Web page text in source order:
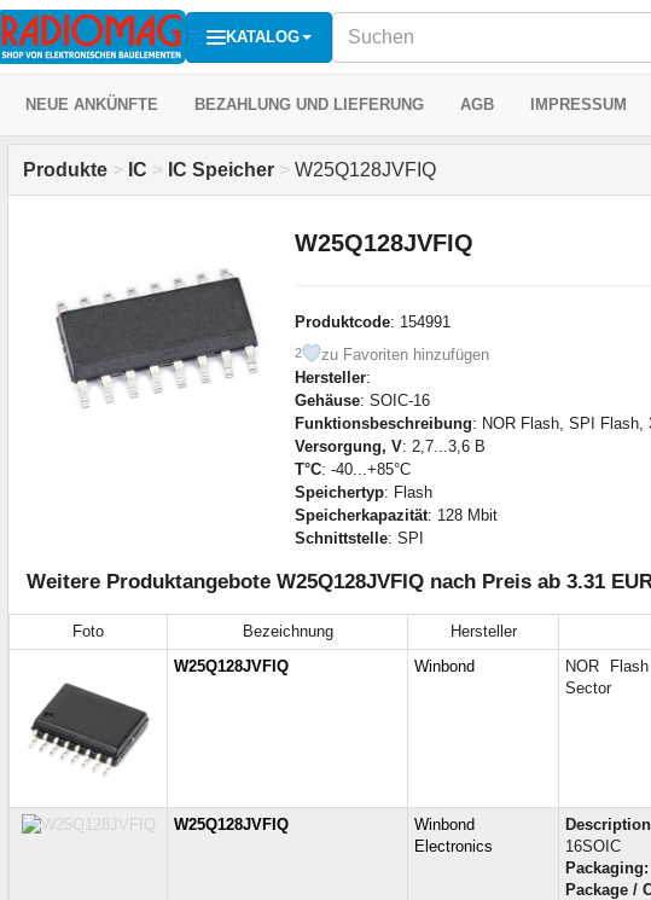
KATALOG
NEUE ANKÜNFTE BEZAHLUNG UND LIEFERUNG AGB IMPRESSUM
Produkte > IC > IC Speicher > W25Q128JVFIQ
W25Q128JVFIQ
Produktcode: 154991
2
zu Favoriten hinzufügen
Hersteller:
Gehäuse: SOIC-16
Funktionsbeschreibung: NOR Flash, SPI Flash,
Versorgung, V: 2,7...3,6 В
T°C: -40...+85°C
Speichertyp: Flash
Speicherkapazität: 128 Mbit
Schnittstelle: SPI
Weitere Produktangebote W25Q128JVFIQ nach Preis ab 3.31
Foto Bezeichnung Hersteller
W25Q128JVFIQ
Winbond
NOR
Sector
W25Q128JVFIQ
Winbond
Electronics
16SOIC
Packaging:
Package /